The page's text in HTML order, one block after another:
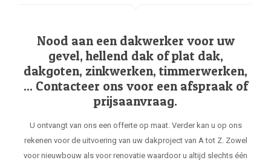
Nood aan een dakwerker voor uw
gevel, hellend dak of plat dak,
dakgoten, zinkwerken, timmerwerken,
... Contacteer ons voor een afspraak of
prijsaanvraag.
U ontvangt van ons een offerte op maat. Verder kan u op ons
rekenen voor de uitvoering van uw dakproject van A tot Z. Zowel
voor nieuwbouw als voor renovatie waardoor u altijd slechts één